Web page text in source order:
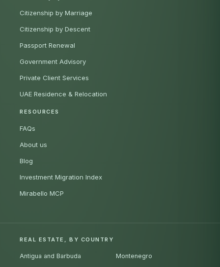
Citizenship by Marriage
Citizenship by Descent
Passport Renewal
Government Advisory
Private Client Services
UAE Residence & Relocation
RESOURCES
FAQs
About us
Blog
Investment Migration Index
Mirabello MCP
REAL ESTATE, BY COUNTRY
Antigua and Barbuda Montenegro